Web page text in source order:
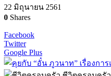
22 มิถุนายน 2561
0 Shares
Facebook
Twitter
Google Plus